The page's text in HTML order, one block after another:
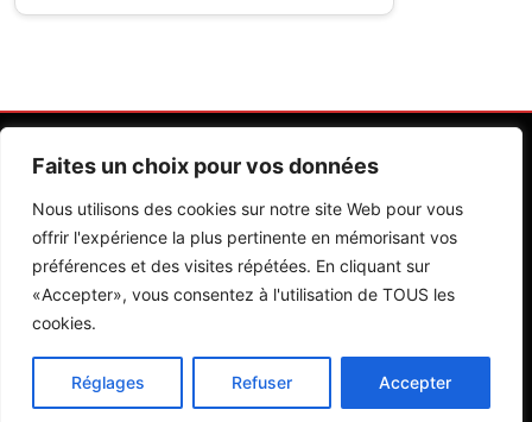
Faites un choix pour vos données
Nous utilisons des cookies sur notre site Web pour vous
offrir l'expérience la plus pertinente en mémorisant vos
préférences et des visites répétées. En cliquant sur
«Accepter», vous consentez à l'utilisation de TOUS les
cookies.
Réglages Refuser Accepter
Contactez Nos Rédactions Mentions Légales